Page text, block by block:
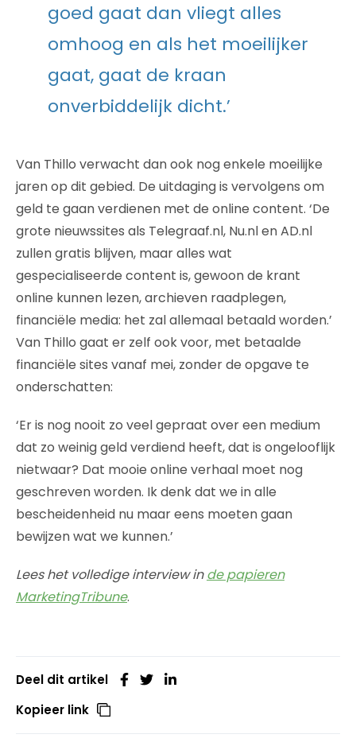
goed gaat dan vliegt alles
omhoog en als het moeilijker
gaat, gaat de kraan
onverbiddelijk dicht.’
Van Thillo verwacht dan ook nog enkele moeilijke
jaren op dit gebied. De uitdaging is vervolgens om
geld te gaan verdienen met de online content. ‘De
grote nieuwssites als Telegraaf.nl, Nu.nl en AD.nl
zullen gratis blijven, maar alles wat
gespecialiseerde content is, gewoon de krant
online kunnen lezen, archieven raadplegen,
financiële media: het zal allemaal betaald worden.’
Van Thillo gaat er zelf ook voor, met betaalde
financiële sites vanaf mei, zonder de opgave te
onderschatten:
‘Er is nog nooit zo veel gepraat over een medium
dat zo weinig geld verdiend heeft, dat is ongelooflijk
nietwaar? Dat mooie online verhaal moet nog
geschreven worden. Ik denk dat we in alle
bescheidenheid nu maar eens moeten gaan
bewijzen wat we kunnen.’
Lees het volledige interview inde papieren
MarketingTribune.
Deel dit artikel
Kopieer link